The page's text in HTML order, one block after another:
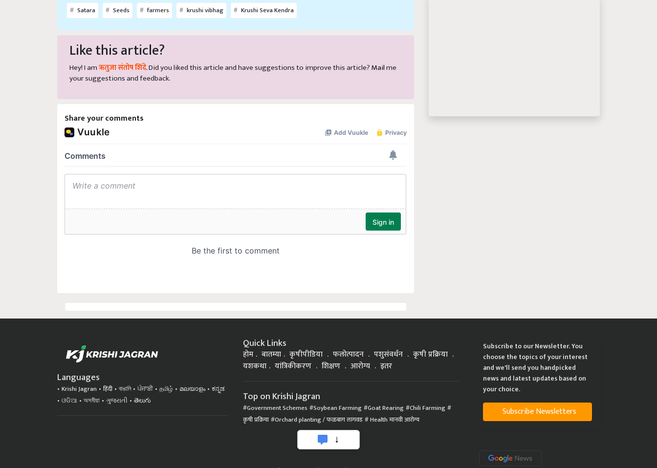
Satara
Seeds farmers krushi vibhag Krushi Seva Kendra
Like this article?
Hey! I am ऋतुजा संतोष शिंदे . Did you liked this article and have suggestions to improve this article? Mail
your suggestions and feedback.
Share your comments
Languages
Krishi Jagran हिंदी বাঙালি ਪੰਜਾਬੀ தமிழ் മലയാളം
ಕನ್ನಡ
ଓଡିଆ
অসমীয়া ગુજરાતી తెలుగు
Quick Links
होम बातम्या कृषीपीडिया फलोत्पादन पशुसंवर्धन
कृषी प्रक्रिया
यशकथा
यांत्रिकीकरण शिक्षण आरोग्य इतर
Top on Krishi Jagran
Government Schemes Soybean Farming Goat Rearing
Chili Farming
कृषी प्रक्रिया
Orchard planting / फळबाग लागवड Health मानवी आरोग्य
Subscribe to our Newsletter. You
choose the topics of your interest
and we'll send you handpicked
news and latest updates based on
your choice.
Subscribe Newsletters
| | |